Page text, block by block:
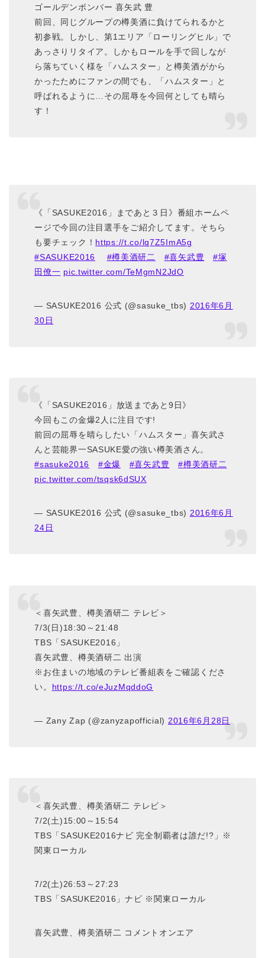
ゴールデンボンバー 喜矢武 豊
前回、同じグループの樽美酒に負けてられるかと
初参戦。しかし、第1エリア「ローリングヒル」で
あっさりリタイア。しかもロールを手で回しなが
ら落ちていく様を「ハムスター」と樽美酒がから
かったためにファンの間でも、「ハムスター」と
呼ばれるように…その屈辱を今回何としても晴ら
す！
《「SASUKE2016」まであと３日》番組ホームペ
ージで今回の注目選手をご紹介してます。そちら
も要チェック！ https://t.co/lq7Z5ImA5g
#SASUKE2016
#樽美酒研二 #喜矢武豊
#塚
田僚一 pic.twitter.com/TeMgmN2JdO
— SASUKE2016 公式 (@sasuke_tbs) 2016年6月
30日
《「SASUKE2016」放送まであと9日》
今回もこの金爆2人に注目です!
前回の屈辱を晴らしたい「ハムスター」喜矢武さ
んと芸能界一SASUKE愛の強い樽美酒さん。
#sasuke2016
#金爆 #喜矢武豊
#樽美酒研二
pic.twitter.com/tsqsk6dSUX
— SASUKE2016 公式 (@sasuke_tbs) 2016年6月
24日
＜喜矢武豊、樽美酒研二 テレビ＞
7/3(日)18:30～21:48
TBS「SASUKE2016」
喜矢武豊、樽美酒研二 出演
※お住まいの地域のテレビ番組表をご確認くださ
い。 https://t.co/eJuzMqddoG
— Zany Zap (@zanyzapofficial) 2016年6月28日
＜喜矢武豊、樽美酒研二 テレビ＞
7/2(土)15:00～15:54
TBS「SASUKE2016ナビ 完全制覇者は誰だ!?」※
関東ローカル
7/2(土)26:53～27:23
TBS「SASUKE2016」ナビ ※関東ローカル
喜矢武豊、樽美酒研二 コメントオンエア